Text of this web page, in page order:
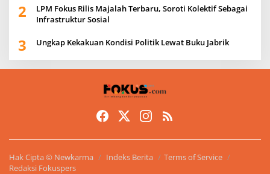
2
LPM Fokus Rilis Majalah Terbaru, Soroti Kolektif Sebagai
Infrastruktur Sosial
3 Ungkap Kekakuan Kondisi Politik Lewat Buku Jabrik
Hak Cipta © Newkarma Indeks Berita
Terms of Service
Redaksi Fokuspers